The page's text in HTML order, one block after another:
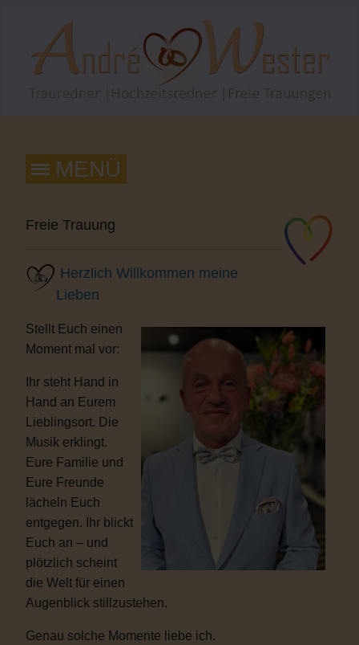
Freie Trauung
Herzlich Willkommen meine
Lieben
Stellt Euch einen
Moment mal vor:
Ihr steht Hand in
Hand an Eurem
Lieblingsort. Die
Musik erklingt.
Eure Familie und
Eure Freunde
lächeln Euch
entgegen. Ihr blickt
Euch an – und
plötzlich scheint
die Welt für einen
Augenblick stillzustehen.
Genau solche Momente liebe ich.